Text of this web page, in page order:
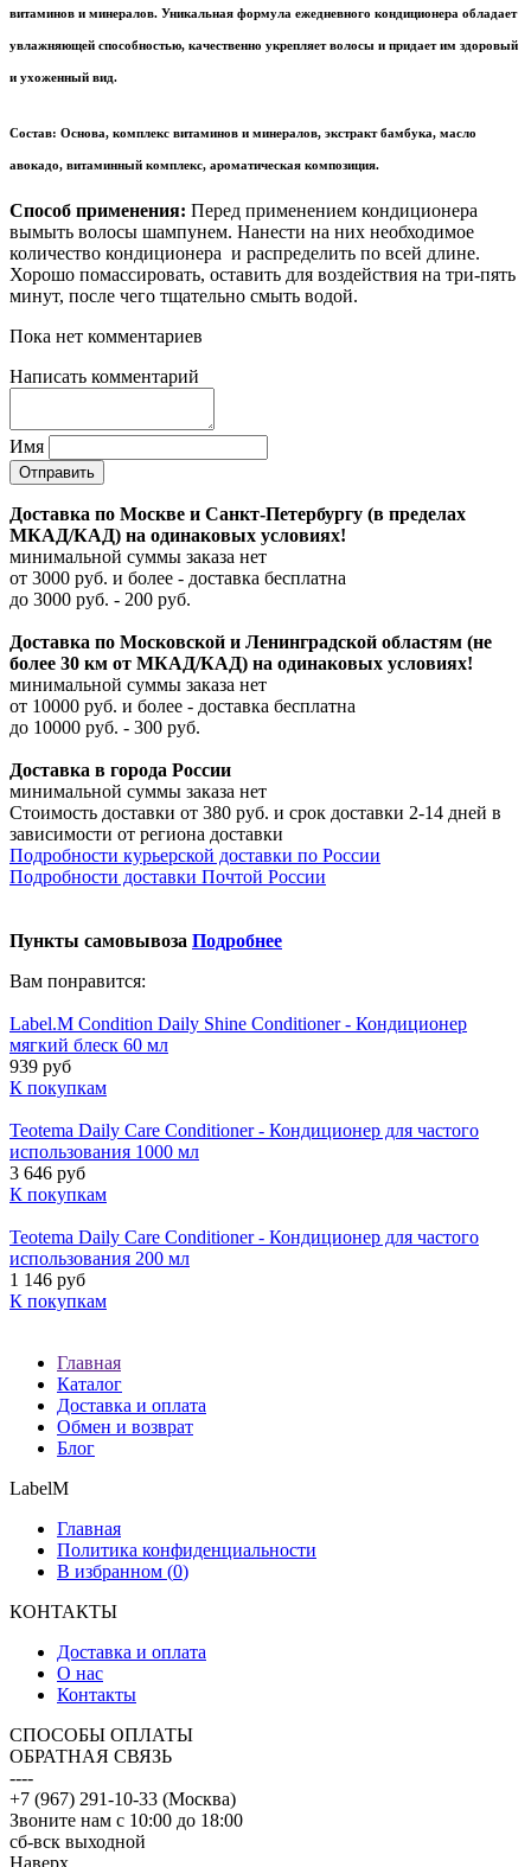
витаминов и минералов. Уникальная формула ежедневного кондиционера обладает
увлажняющей способностью, качественно укрепляет волосы и придает им здоровый
и ухоженный вид.
Состав: Основа, комплекс витаминов и минералов, экстракт бамбука, масло
авокадо, витаминный комплекс, ароматическая композиция.
Способ применения: Перед применением кондиционера
вымыть волосы шампунем. Нанести на них необходимое
количество кондиционера и распределить по всей длине.
Хорошо помассировать, оставить для воздействия на три-пять
минут, после чего тщательно смыть водой.
Пока нет комментариев
Написать комментарий
Имя
Доставка по Москве и Санкт-Петербургу (в пределах
МКАД/КАД) на одинаковых условиях!
минимальной суммы заказа нет
от 3000 руб. и более - доставка бесплатна
до 3000 руб. - 200 руб.
Доставка по Московской и Ленинградской областям (не
более 30 км от МКАД/КАД) на одинаковых условиях!
минимальной суммы заказа нет
от 10000 руб. и более - доставка бесплатна
до 10000 руб. - 300 руб.
Доставка в города России
минимальной суммы заказа нет
Стоимость доставки от 380 руб. и срок доставки 2-14 дней в
зависимости от региона доставки
Подробности курьерской доставки по России
Подробности доставки Почтой России
Пункты самовывоза Подробнее
Вам понравится:
Label.M Condition Daily Shine Conditioner - Кондиционер
мягкий блеск 60 мл
939 руб
К покупкам
Teotema Daily Care Conditioner - Кондиционер для частого
использования 1000 мл
3 646 руб
К покупкам
Teotema Daily Care Conditioner - Кондиционер для частого
использования 200 мл
1 146 руб
К покупкам
Главная
Каталог
Доставка и оплата
Обмен и возврат
Блог
LabelM
Главная
Политика конфиденциальности
В избранном (0)
КОНТАКТЫ
Доставка и оплата
О нас
Контакты
CПОСОБЫ ОПЛАТЫ
ОБРАТНАЯ СВЯЗЬ
----
+7 (967) 291-10-33 (Москва)
Звоните нам с 10:00 до 18:00
сб-вск выходной
Наверх